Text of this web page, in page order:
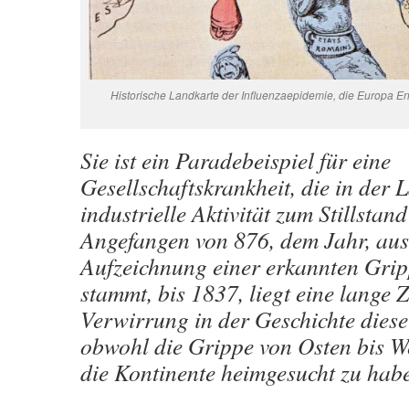
Historische Landkarte der Influenzaepidemie, die Europa
Sie ist ein Paradebeispiel für eine
Gesellschaftskrankheit, die in der
industrielle Aktivität zum
Angefangen von 876, dem Jahr,
Aufzeichnung einer erkannten
stammt, bis 1837, liegt eine lange
Verwirrung in der Geschichte
obwohl die Grippe von Osten bis
die Kontinente heimgesucht zu